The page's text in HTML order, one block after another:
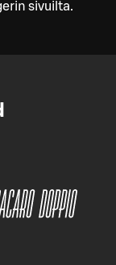
sivuilta.